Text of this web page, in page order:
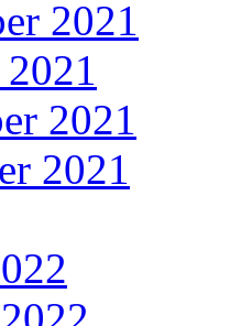
2021
2021
2021